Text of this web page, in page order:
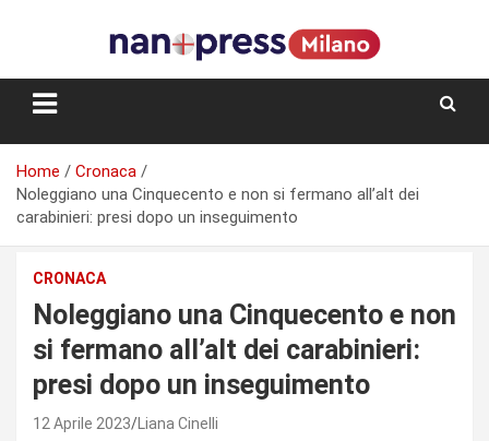
Storie e facce di una città
Home
Cronaca
Noleggiano una Cinquecento e non si fermano all’alt dei
carabinieri: presi dopo un inseguimento
CRONACA
Noleggiano una Cinquecento e non
si fermano all’alt dei carabinieri:
presi dopo un inseguimento
12 Aprile 2023 Liana Cinelli